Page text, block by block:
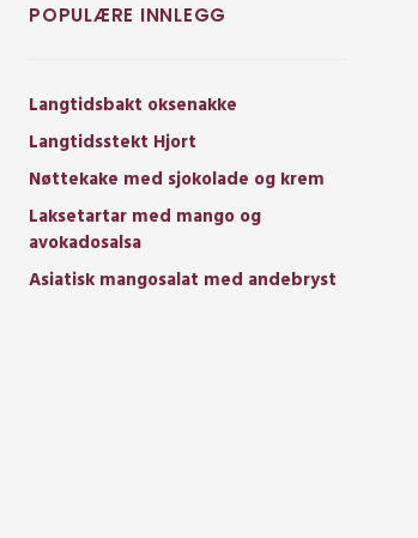
POPULÆRE INNLEGG
Langtidsbakt oksenakke
Langtidsstekt Hjort
Nøttekake med sjokolade og krem
Laksetartar med mango og
avokadosalsa
Asiatisk mangosalat med andebryst